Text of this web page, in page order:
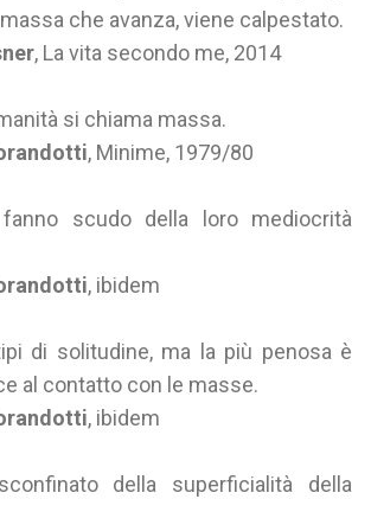
che avanza, viene calpestato.
, La vita secondo me, 2014
si chiama massa.
, Minime, 1979/80
scudo della loro mediocrità
, ibidem
di solitudine, ma la più penosa è
al contatto con le masse.
, ibidem
della superficialità della